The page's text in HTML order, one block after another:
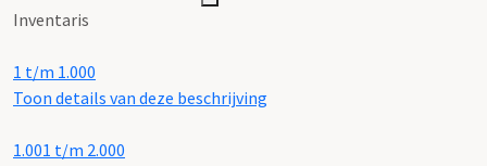
Inventaris
1 t/m 1.000
Toon details van deze beschrijving
1.001 t/m 2.000